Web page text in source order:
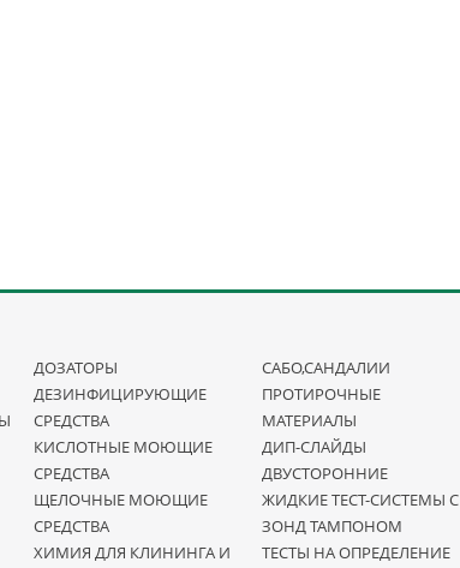
ДОЗАТОРЫ
ДЕЗИНФИЦИРУЮЩИЕ
СРЕДСТВА
КИСЛОТНЫЕ МОЮЩИЕ
СРЕДСТВА
ЩЕЛОЧНЫЕ МОЮЩИЕ
СРЕДСТВА
ХИМИЯ ДЛЯ КЛИНИНГА И
САБО,САНДАЛИИ
ПРОТИРОЧНЫЕ
МАТЕРИАЛЫ
ДИП-СЛАЙДЫ
ДВУСТОРОННИЕ
ЖИДКИЕ ТЕСТ-СИСТЕМЫ С
ЗОНД ТАМПОНОМ
ТЕСТЫ НА ОПРЕДЕЛЕНИЕ